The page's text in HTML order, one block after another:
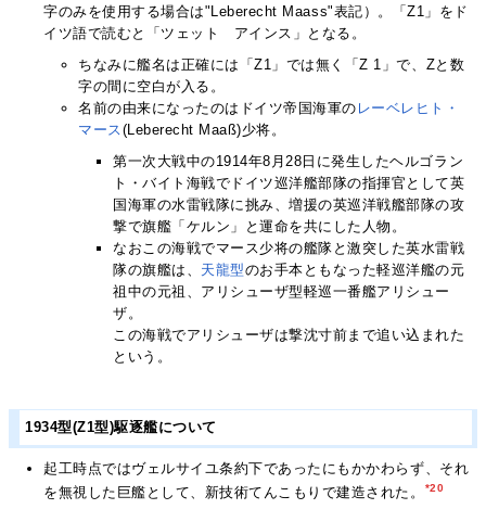
字のみを使用する場合は"Leberecht Maass"表記）。「Z1」をド
イツ語で読むと「ツェット アインス」となる。
ちなみに艦名は正確には「Z1」では無く「Z 1」で、Zと数
字の間に空白が入る。
名前の由来になったのはドイツ帝国海軍の レーベレヒト・
マース(Leberecht Maaß)少将。
第一次大戦中の1914年8月28日に発生したヘルゴラン
ト・バイト海戦でドイツ巡洋艦部隊の指揮官として英
国海軍の水雷戦隊に挑み、増援の英巡洋戦艦部隊の攻
撃で旗艦「ケルン」と運命を共にした人物。
なおこの海戦でマース少将の艦隊と激突した英水雷戦
隊の旗艦は、 天龍型のお手本ともなった軽巡洋艦の元
祖中の元祖、アリシューザ型軽巡一番艦アリシュー
ザ。
この海戦でアリシューザは撃沈寸前まで追い込まれた
という。
1934型(Z1型)駆逐艦について
起工時点ではヴェルサイユ条約下であったにもかかわらず、それ
を無視した巨艦として、新技術てんこもりで建造された。
*20